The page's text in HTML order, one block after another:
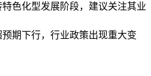
色化型发展阶段，建议关注其业
预期下行，行业政策出现重大变